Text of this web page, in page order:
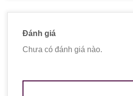
Đánh giá
Chưa có đánh giá nào.